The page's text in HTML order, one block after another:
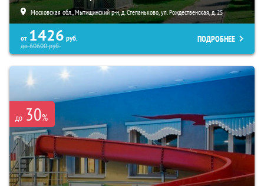
Московская обл., Мытищинский р-н, д. Степаньково, ул. Рождественская, д. 25
от 1426 руб.
до60600руб.
ПОДРОБНЕЕ
до 30%